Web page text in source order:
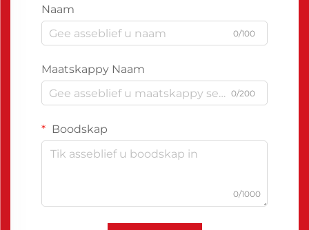
Naam
0/100
Maatskappy Naam
0/200
Boodskap
0/1000